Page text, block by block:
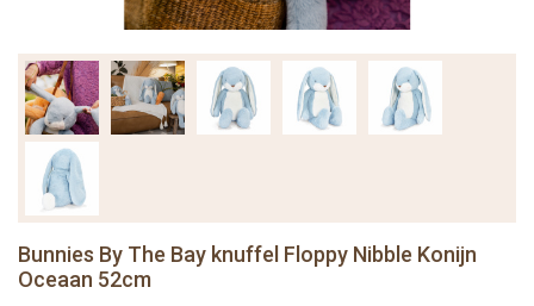
Bunnies By The Bay knuffel Floppy Nibble Konijn
Oceaan 52cm